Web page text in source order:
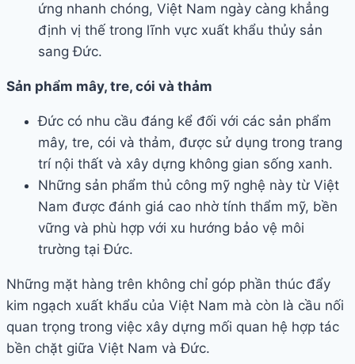
ứng nhanh chóng, Việt Nam ngày càng khẳng
định vị thế trong lĩnh vực xuất khẩu thủy sản
sang Đức.
Sản phẩm mây, tre, cói và thảm
Đức có nhu cầu đáng kể đối với các sản phẩm
mây, tre, cói và thảm, được sử dụng trong trang
trí nội thất và xây dựng không gian sống xanh.
Những sản phẩm thủ công mỹ nghệ này từ Việt
Nam được đánh giá cao nhờ tính thẩm mỹ, bền
vững và phù hợp với xu hướng bảo vệ môi
trường tại Đức.
Những mặt hàng trên không chỉ góp phần thúc đẩy
kim ngạch xuất khẩu của Việt Nam mà còn là cầu nối
quan trọng trong việc xây dựng mối quan hệ hợp tác
bền chặt giữa Việt Nam và Đức.